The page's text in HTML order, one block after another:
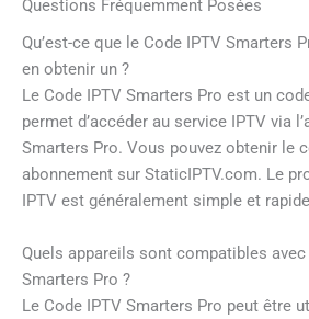
Questions Fréquemment Posées
Qu’est-ce que le Code IPTV Smarters
en obtenir un ?
Le Code IPTV Smarters Pro est un
permet d’accéder au service IPTV via
Smarters Pro. Vous pouvez obtenir le
abonnement sur StaticIPTV.com. Le
IPTV est généralement simple et
Quels appareils sont compatibles avec
Smarters Pro ?
Le Code IPTV Smarters Pro peut être